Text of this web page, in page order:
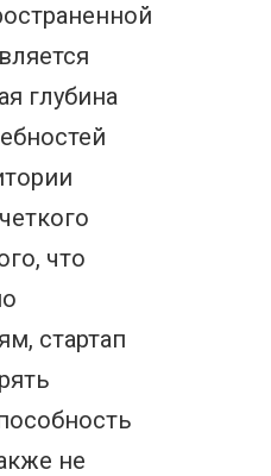
глубина
что
стартап
не